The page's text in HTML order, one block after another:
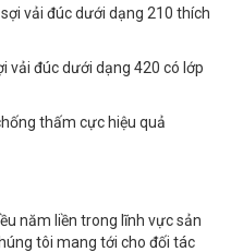
vải đúc dưới dạng 210 thích
vải đúc dưới dạng 420 có lớp
thấm cực hiệu quả
năm liền trong lĩnh vực sản
tôi mang tới cho đối tác